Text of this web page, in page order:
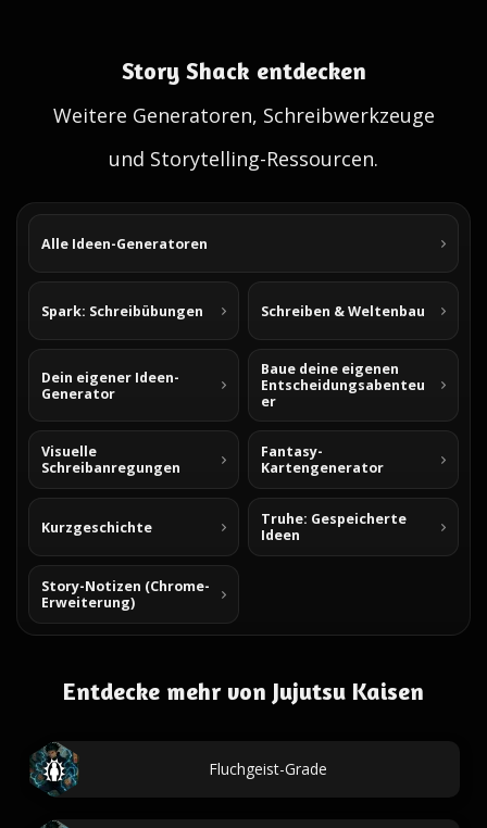
Story Shack entdecken
Weitere Generatoren, Schreibwerkzeuge
und Storytelling-Ressourcen.
Alle Ideen-Generatoren
Spark: Schreibübungen Schreiben & Weltenbau
Dein eigener Ideen-
Generator
Baue deine eigenen
Entscheidungsabenteu
er
Visuelle
Schreibanregungen
Fantasy-
Kartengenerator
Kurzgeschichte
Truhe: Gespeicherte
Ideen
Story-Notizen (Chrome-
Erweiterung)
Entdecke mehr von Jujutsu Kaisen
Fluchgeist-Grade